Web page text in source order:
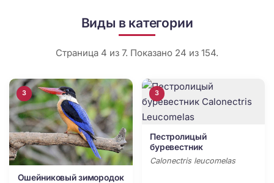
Виды в категории
Страница 4 из 7. Показано 24 из 154.
3
Ошейниковый зимородок
3
Пестролицый
буревестник
Calonectris leucomelas